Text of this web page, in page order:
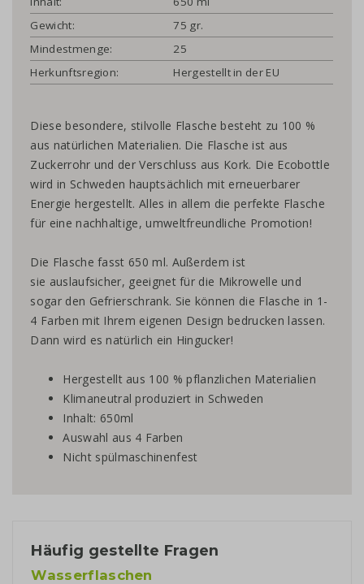
Gewicht:
75 gr.
Mindestmenge:
25
Herkunftsregion:
Hergestellt in der EU
Diese besondere, stilvolle Flasche besteht zu 100 %
aus natürlichen Materialien. Die Flasche ist aus
Zuckerrohr und der Verschluss aus Kork. Die Ecobottle
wird in Schweden hauptsächlich mit erneuerbarer
Energie hergestellt. Alles in allem die perfekte Flasche
für eine nachhaltige, umweltfreundliche Promotion!
Die Flasche fasst 650 ml. Außerdem ist
sie auslaufsicher, geeignet für die Mikrowelle und
sogar den Gefrierschrank. Sie können die Flasche in 1-
4 Farben mit Ihrem eigenen Design bedrucken lassen.
Dann wird es natürlich ein Hingucker!
Hergestellt aus 100 % pflanzlichen Materialien
Klimaneutral produziert in Schweden
Inhalt: 650ml
Auswahl aus 4 Farben
Nicht spülmaschinenfest
Häufig gestellte Fragen
Wasserflaschen